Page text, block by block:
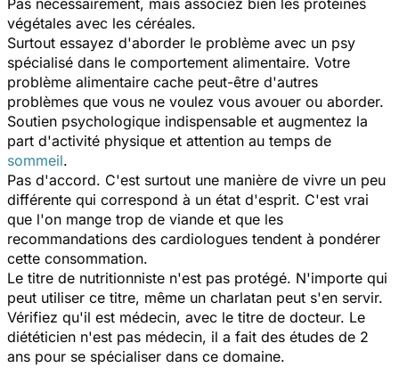
végétales avec les céréales.
Surtout essayez d'aborder le problème avec un psy
spécialisé dans le comportement alimentaire. Votre
problème alimentaire cache peut-être d'autres
problèmes que vous ne voulez vous avouer ou aborder.
Soutien psychologique indispensable et augmentez la
part d'activité physique et attention au temps de
sommeil.
Pas d'accord. C'est surtout une manière de vivre un peu
différente qui correspond à un état d'esprit. C'est vrai
que l'on mange trop de viande et que les
recommandations des cardiologues tendent à pondérer
cette consommation.
Le titre de nutritionniste n'est pas protégé. N'importe qui
peut utiliser ce titre, même un charlatan peut s'en servir.
Vérifiez qu'il est médecin, avec le titre de docteur. Le
diététicien n'est pas médecin, il a fait des études de 2
ans pour se spécialiser dans ce domaine.